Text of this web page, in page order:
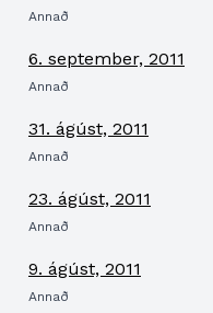
Annað
6. september, 2011
Annað
31. ágúst, 2011
Annað
23. ágúst, 2011
Annað
9. ágúst, 2011
Annað